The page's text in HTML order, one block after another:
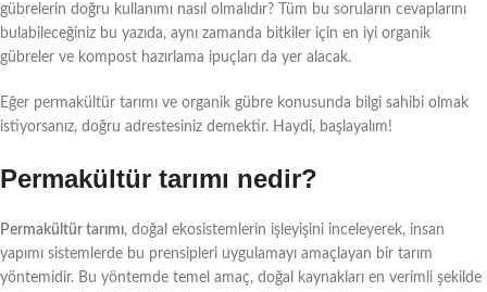
gübrelerin doğru kullanımı nasıl olmalıdır? Tüm bu soruların cevaplarını
bulabileceğiniz bu yazıda, aynı zamanda bitkiler için en iyi organik
gübreler ve kompost hazırlama ipuçları da yer alacak.
Eğer permakültür tarımı ve organik gübre konusunda bilgi sahibi olmak
istiyorsanız, doğru adrestesiniz demektir. Haydi, başlayalım!
Permakültür tarımı nedir?
Permakültür tarımı, doğal ekosistemlerin işleyişini inceleyerek, insan
yapımı sistemlerde bu prensipleri uygulamayı amaçlayan bir tarım
yöntemidir. Bu yöntemde temel amaç, doğal kaynakları en verimli şekilde